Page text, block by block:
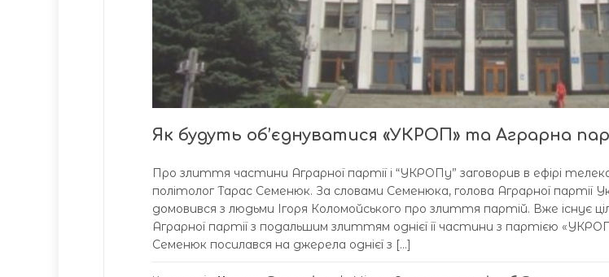
Як будуть об’єднуватися «УКРОП» та Аграрна
Про злиття частини Аграрної партії і “УКРОПу” заговорив в ефірі
політолог Тарас Семенюк. За словами Семенюка, голова Аграрної партії
домовився з людьми Ігоря Коломойського про злиття партій. Вже існує
Аграрної партії з подальшим злиттям однієї її частини з партією
Семенюк посилався на джерела однієї з […]